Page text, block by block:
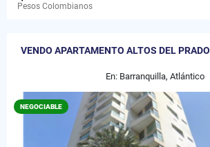
Pesos Colombianos
VENDO APARTAMENTO ALTOS DEL
En: Barranquilla, Atlántico
NEGOCIABLE